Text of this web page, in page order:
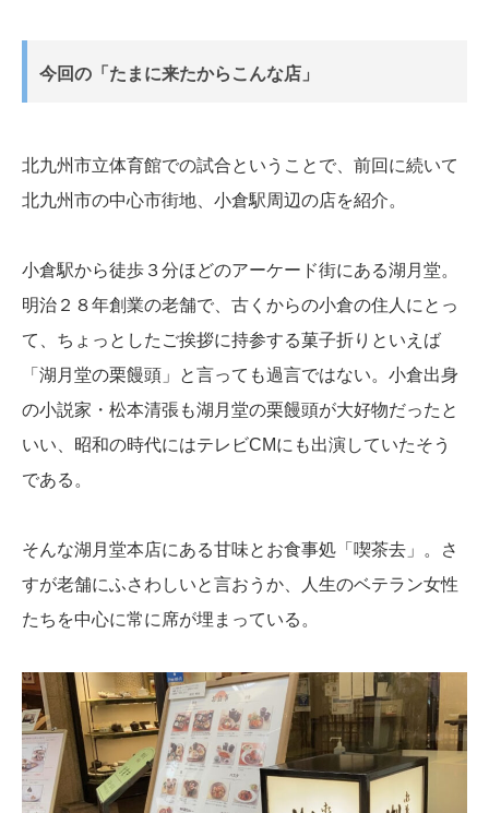
今回の「たまに来たからこんな店」
北九州市立体育館での試合ということで、前回に続いて
北九州市の中心市街地、小倉駅周辺の店を紹介。
小倉駅から徒歩３分ほどのアーケード街にある湖月堂。
明治２８年創業の老舗で、古くからの小倉の住人にとっ
て、ちょっとしたご挨拶に持参する菓子折りといえば
「湖月堂の栗饅頭」と言っても過言ではない。小倉出身
の小説家・松本清張も湖月堂の栗饅頭が大好物だったと
いい、昭和の時代にはテレビCMにも出演していたそう
である。
そんな湖月堂本店にある甘味とお食事処「喫茶去」。さ
すが老舗にふさわしいと言おうか、人生のベテラン女性
たちを中心に常に席が埋まっている。